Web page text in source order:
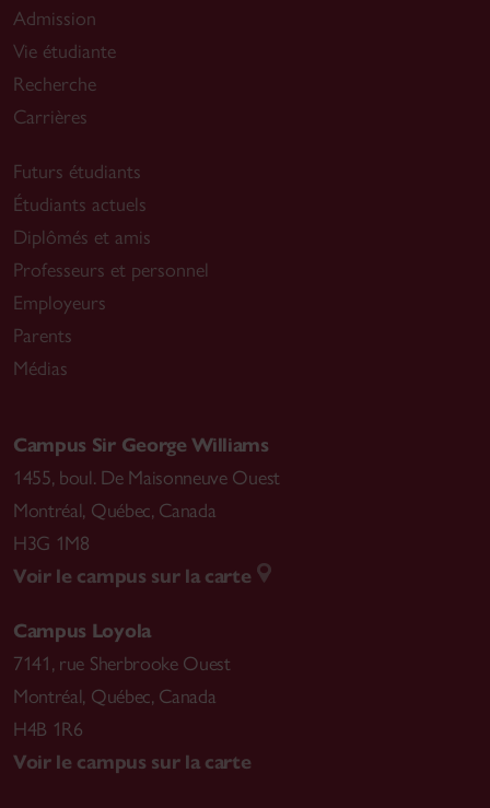
Admission
Vie étudiante
Recherche
Carrières
Futurs étudiants
Étudiants actuels
Diplômés et amis
Professeurs et personnel
Employeurs
Parents
Médias
Campus Sir George Williams
1455, boul. De Maisonneuve Ouest
Montréal, Québec, Canada
H3G 1M8
Voir le campus sur la carte
Campus Loyola
7141, rue Sherbrooke Ouest
Montréal, Québec, Canada
H4B 1R6
Voir le campus sur la carte